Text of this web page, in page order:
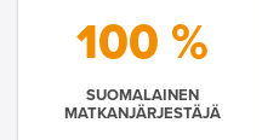
100 %
SUOMALAINEN
MATKANJÄRJESTÄJÄ